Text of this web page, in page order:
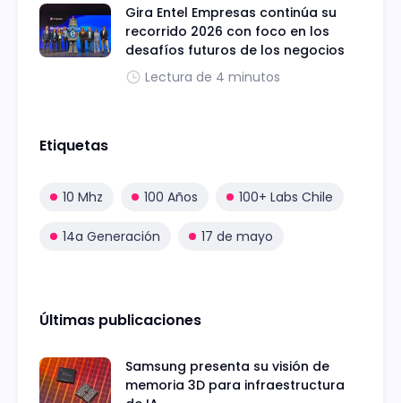
Gira Entel Empresas continúa su
recorrido 2026 con foco en los
desafíos futuros de los negocios
Lectura de 4 minutos
Etiquetas
10 Mhz 100 Años 100+ Labs Chile
14a Generación 17 de mayo
Últimas publicaciones
Samsung presenta su visión de
memoria 3D para infraestructura